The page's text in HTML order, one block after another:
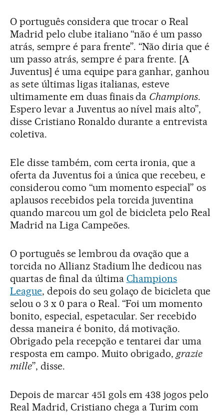
O português considera que trocar o Real
Madrid pelo clube italiano “não é um passo
atrás, sempre é para frente”. “Não diria que é
um passo atrás, sempre é para frente. [A
Juventus] é uma equipe para ganhar, ganhou
as sete últimas ligas italianas, esteve
ultimamente em duas finais da Champions.
Espero levar a Juventus ao nível mais alto”,
disse Cristiano Ronaldo durante a entrevista
coletiva.
Ele disse também, com certa ironia, que a
oferta da Juventus foi a única que recebeu, e
considerou como “um momento especial” os
aplausos recebidos pela torcida juventina
quando marcou um gol de bicicleta pelo Real
Madrid na Liga Campeões.
O português se lembrou da ovação que a
torcida no Allianz Stadium lhe dedicou nas
quartas de final da última Champions
League, depois do seu golaço de bicicleta que
selou o 3 x 0 para o Real. “Foi um momento
bonito, especial, espetacular. Ser recebido
dessa maneira é bonito, dá motivação.
Obrigado pela recepção e tentarei dar uma
resposta em campo. Muito obrigado,grazie
mille”, disse.
Depois de marcar 451 gols em 438 jogos pelo
Real Madrid, Cristiano chega a Turim com